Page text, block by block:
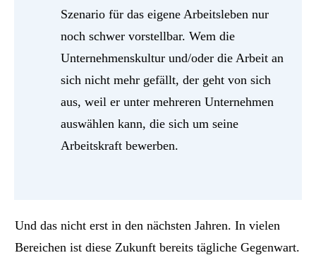
Szenario für das eigene Arbeitsleben nur
noch schwer vorstellbar. Wem die
Unternehmenskultur und/oder die Arbeit an
sich nicht mehr gefällt, der geht von sich
aus, weil er unter mehreren Unternehmen
auswählen kann, die sich um seine
Arbeitskraft bewerben.
Und das nicht erst in den nächsten Jahren. In vielen
Bereichen ist diese Zukunft bereits tägliche Gegenwart.